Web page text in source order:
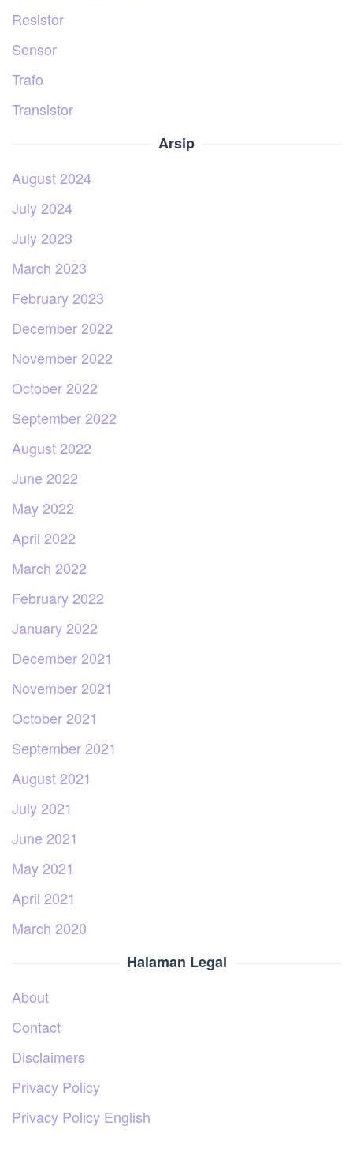
Resistor
Sensor
Trafo
Transistor
Arsip
August 2024
July 2024
July 2023
March 2023
February 2023
December 2022
November 2022
October 2022
September 2022
August 2022
June 2022
May 2022
April 2022
March 2022
February 2022
January 2022
December 2021
November 2021
October 2021
September 2021
August 2021
July 2021
June 2021
May 2021
April 2021
March 2020
Halaman Legal
About
Contact
Disclaimers
Privacy Policy
Privacy Policy English